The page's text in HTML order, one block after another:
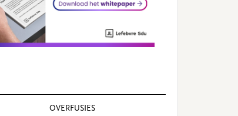
OVERFUSIES